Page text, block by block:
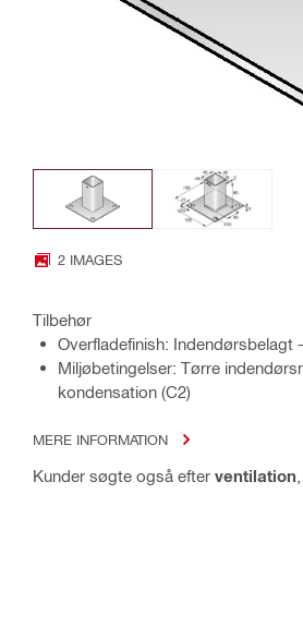
2 IMAGES
Tilbehør
Overfladefinish: Indendørsbelagt
Miljøbetingelser: Tørre
kondensation (C2)
MERE INFORMATION
Kunder søgte også efter ventilation